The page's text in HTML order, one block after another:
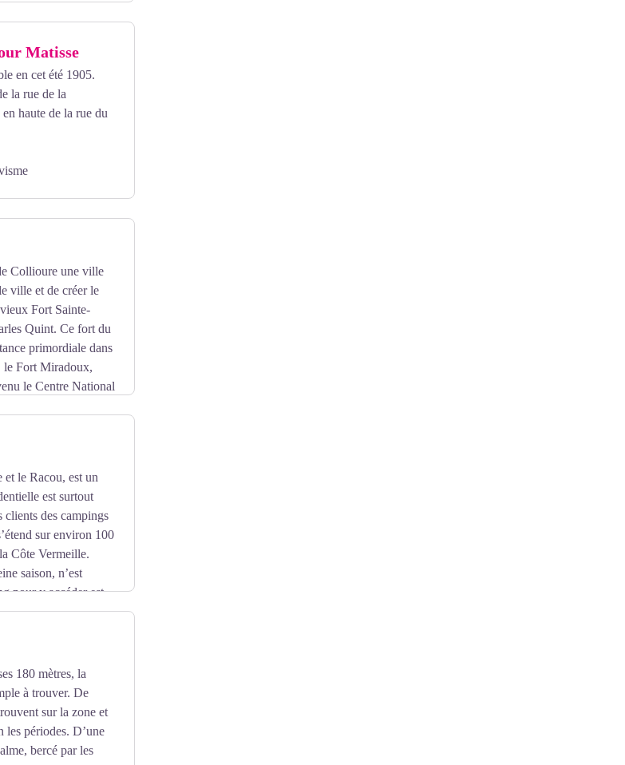
Matisse
en cet été 1905.
la rue de la
haute de la rue du
Collioure une ville
ville et de créer le
Fort Sainte-
Quint. Ce fort du
primordiale dans
le Fort Miradoux,
le Centre National
le Racou, est un
est surtout
clients des campings
sur environ 100
Côte Vermeille.
saison, n’est
pour y accéder est
180 mètres, la
à trouver. De
sur la zone et
les périodes. D’une
bercé par les